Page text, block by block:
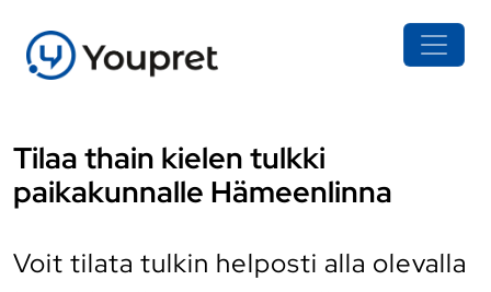
Tilaa thain kielen tulkki
paikakunnalle Hämeenlinna
Voit tilata tulkin helposti alla olevalla